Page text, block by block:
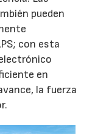
pueden
con esta
en
la fuerza